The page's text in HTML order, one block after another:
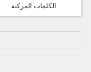
الكلمات المركبة